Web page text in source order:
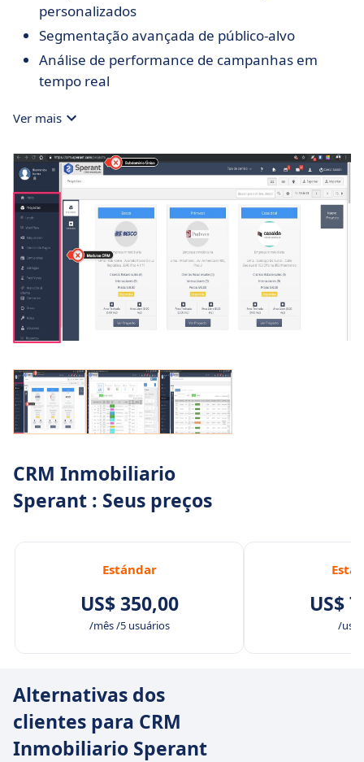
personalizados
Segmentação avançada de público-alvo
Análise de performance de campanhas em
tempo real
Ver mais
CRM Inmobiliario
Sperant : Seus preços
Estándar
US$ 350,00
/mês /5 usuários
US$
/
Alternativas dos
clientes para CRM
Inmobiliario Sperant